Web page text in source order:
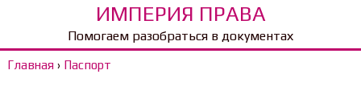
ИМПЕРИЯ ПРАВА
Помогаем разобраться в документах
Главная› Паспорт